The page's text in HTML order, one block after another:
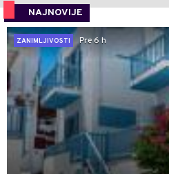
NAJNOVIJE
ZANIMLJIVOSTI
Pre 6 h